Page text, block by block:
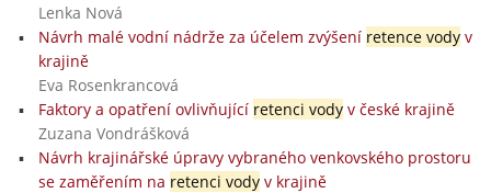
Lenka Nová
Návrh malé vodní nádrže za účelem zvýšení retence vodyv
krajině
Eva Rosenkrancová
Faktory a opatření ovlivňující retenci vodyv české krajině
Zuzana Vondrášková
Návrh krajinářské úpravy vybraného venkovského prostoru
se zaměřením na retenci vodyv krajině